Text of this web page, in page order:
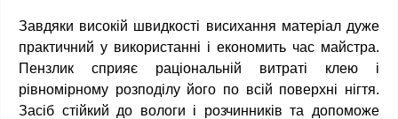
Завдяки високій швидкості висихання матеріал дуже
практичний у використанні і економить час майстра.
Пензлик сприяє раціональній витраті клею і
рівномірному розподілу його по всій поверхні нігтя.
Засіб стійкий до вологи і розчинників та допоможе